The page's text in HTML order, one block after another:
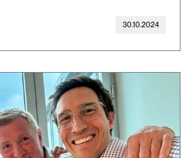
30.10.2024